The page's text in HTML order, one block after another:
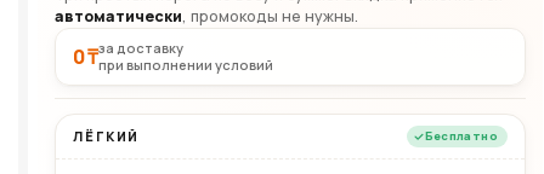
автоматически, промокоды не нужны.
0 ₸за доставку
при выполнении условий
ЛЁГКИЙ Бесплатно